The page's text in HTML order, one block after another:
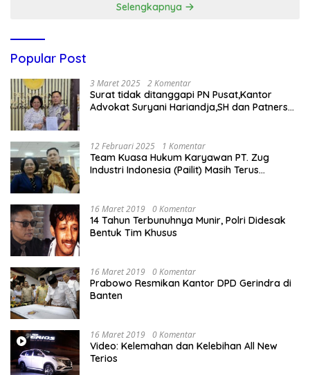
Selengkapnya
Popular Post
3 Maret 2025 2 Komentar
Surat tidak ditanggapi PN Pusat,Kantor
Advokat Suryani Hariandja,SH dan Patners
12 Februari 2025 1 Komentar
Team Kuasa Hukum Karyawan PT. Zug
Industri Indonesia (Pailit) Masih Terus
16 Maret 2019 0 Komentar
14 Tahun Terbunuhnya Munir, Polri Didesak
Bentuk Tim Khusus
16 Maret 2019 0 Komentar
Prabowo Resmikan Kantor DPD Gerindra di
Banten
16 Maret 2019 0 Komentar
Video: Kelemahan dan Kelebihan All New
Terios